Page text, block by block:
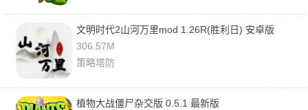
文明时代2山河万里mod 1.26R(胜利日) 安卓版
306.57M
策略塔防
植物大战僵尸杂交版 0.5.1 最新版